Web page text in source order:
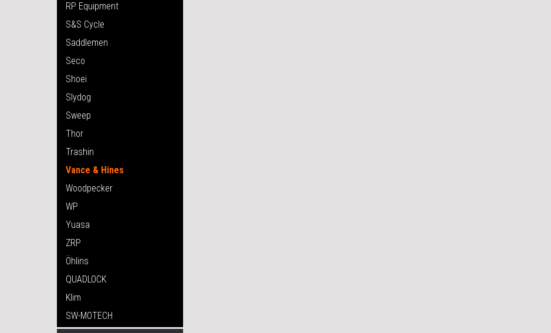
RP Equipment
S&S Cycle
Saddlemen
Seco
Shoei
Slydog
Sweep
Thor
Trashin
Vance & Hines
Woodpecker
WP
Yuasa
ZRP
Öhlins
QUADLOCK
Klim
SW-MOTECH